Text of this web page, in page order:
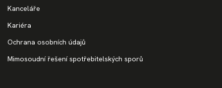
Kanceláře
Kariéra
Ochrana osobních údajů
Mimosoudní řešení spotřebitelských sporů